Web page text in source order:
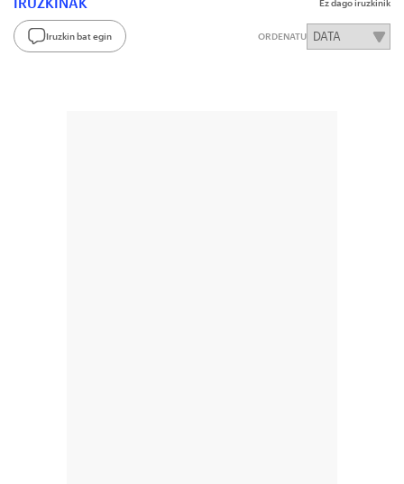
Ez dago iruzkinik
Iruzkin bat egin ORDENATU